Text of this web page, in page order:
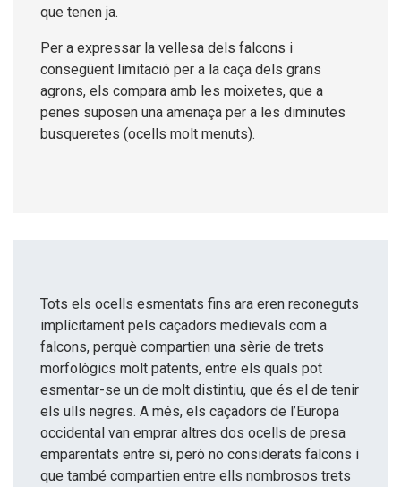
que tenen ja.
Per a expressar la vellesa dels falcons i
consegüent limitació per a la caça dels grans
agrons, els compara amb les moixetes, que a
penes suposen una amenaça per a les diminutes
busqueretes (ocells molt menuts).
Tots els ocells esmentats fins ara eren reconeguts
implícitament pels caçadors medievals com a
falcons, perquè compartien una sèrie de trets
morfològics molt patents, entre els quals pot
esmentar-se un de molt distintiu, que és el de tenir
els ulls negres. A més, els caçadors de l’Europa
occidental van emprar altres dos ocells de presa
emparentats entre si, però no considerats falcons i
que també compartien entre ells nombrosos trets